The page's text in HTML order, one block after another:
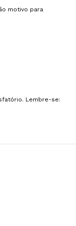
motivo para
Lembre-se: